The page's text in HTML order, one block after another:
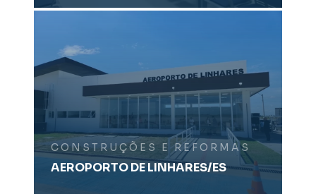
CONSTRUÇÕES E REFORMAS
AEROPORTO DE LINHARES/ES